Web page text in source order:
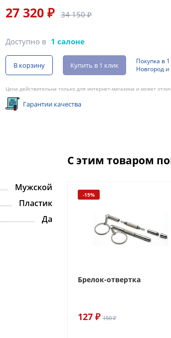
27 320 ₽ 34 150 ₽
Доступно в 1 салоне
В корзину Купить в 1 клик
Покупка в
Новгород
Цена действительна только для интернет-магазина и может
Гарантии качества
Мужской
Пластик
Да
С этим товаром
-15%
Брелок-отвертка
127 ₽ 150 ₽